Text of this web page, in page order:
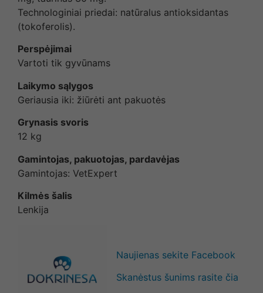
Technologiniai priedai: natūralus antioksidantas
(tokoferolis).
Perspėjimai
Vartoti tik gyvūnams
Laikymo sąlygos
Geriausia iki: žiūrėti ant pakuotės
Grynasis svoris
12 kg
Gamintojas, pakuotojas, pardavėjas
Gamintojas: VetExpert
Kilmės šalis
Lenkija
Naujienas sekite Facebook
Skanėstus šunims rasite čia